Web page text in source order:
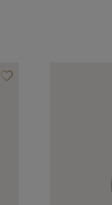
favorite_borderAjouter à vos favoris